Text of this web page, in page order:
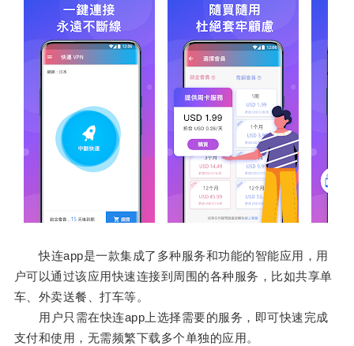
快连app是一款集成了多种服务和功能的智能应用，用
户可以通过该应用快速连接到周围的各种服务，比如共享单
车、外卖送餐、打车等。
用户只需在快连app上选择需要的服务，即可快速完成
支付和使用，无需频繁下载多个单独的应用。